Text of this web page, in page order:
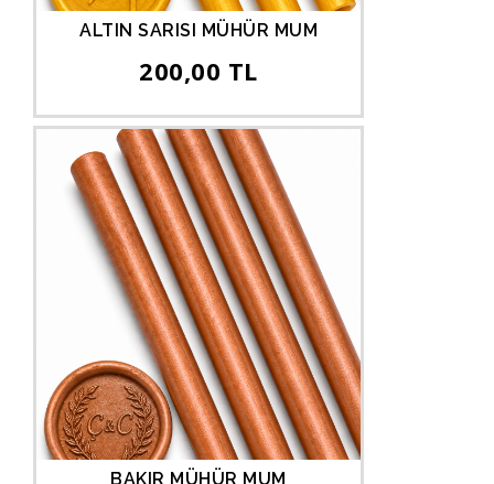
ALTIN SARISI MÜHÜR MUM
200,00 TL
BAKIR MÜHÜR MUM